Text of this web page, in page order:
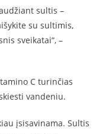
sultis –
su sultimis,
sveikatai“, –
C turinčias
vandeniu.
įsisavinama. Sultis